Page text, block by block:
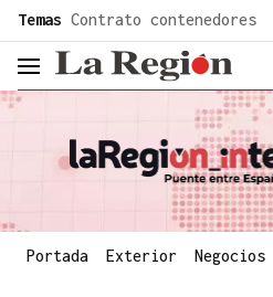
Temas Contrato contenedores
header.menu.open
Portada Exterior Negocios